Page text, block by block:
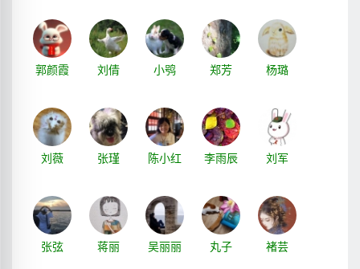
郭颜霞 刘倩 小鸮 郑芳 杨璐
刘薇 张瑾 陈小红 李雨辰 刘军
张弦 蒋丽 吴丽丽 丸子 褚芸